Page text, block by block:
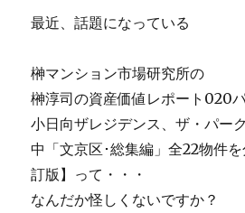
最近、話題になっている
榊マンション市場研究所の
榊淳司の資産価値レポート020
小日向ザレジデンス、ザ・パー
中「文京区･総集編」全22物件
訂版】って・・・
なんだか怪しくないですか？